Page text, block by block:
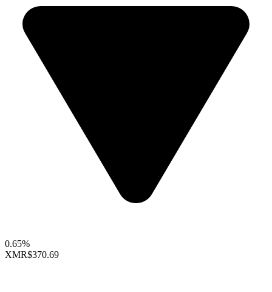
0.65%
XMR$370.69